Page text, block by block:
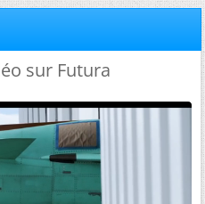
sur Futura